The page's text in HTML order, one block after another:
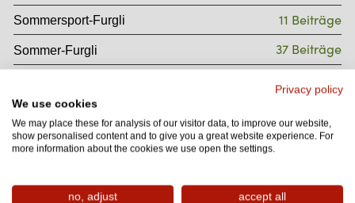
Sommersport-Furgli 11 Beiträge
Sommer-Furgli 37 Beiträge
Wintersport-Furgli
Wander-Furgli 7 Beiträge
Privacy policy
We use cookies
We may place these for analysis of our visitor data, to improve our website,
show personalised content and to give you a great website experience. For
more information about the cookies we use open the settings.
no, adjust accept all